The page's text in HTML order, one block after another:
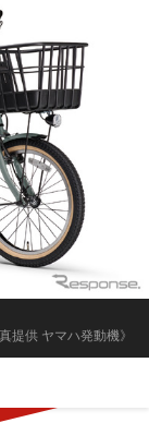
真提供 ヤマハ発動機》